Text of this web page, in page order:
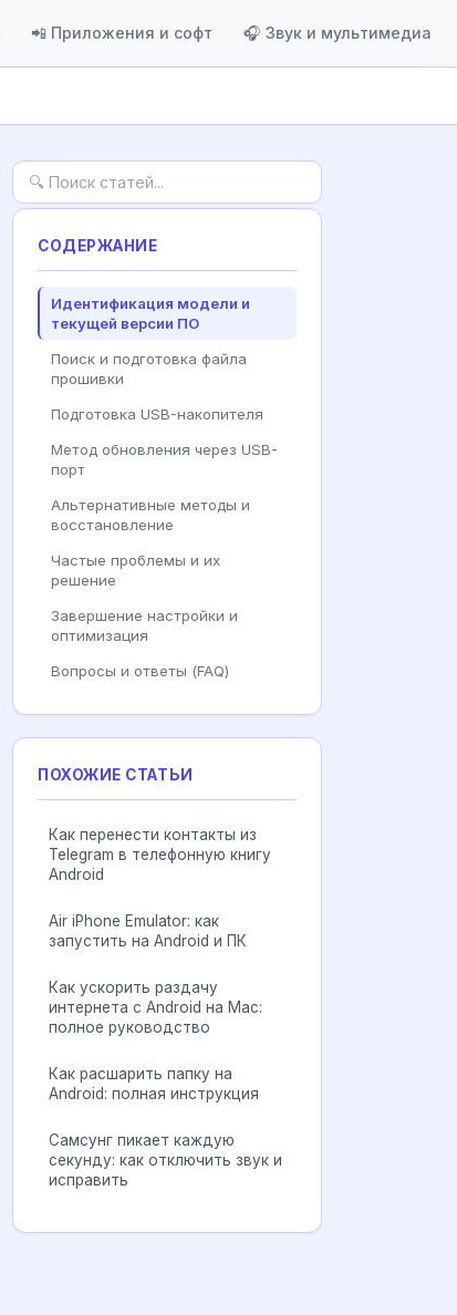
📲 Приложения и софт 🎧 Звук и мультимедиа
СОДЕРЖАНИЕ
Идентификация модели и
текущей версии ПО
Поиск и подготовка файла
прошивки
Подготовка USB-накопителя
Метод обновления через USB-
порт
Альтернативные методы и
восстановление
Частые проблемы и их
решение
Завершение настройки и
оптимизация
Вопросы и ответы (FAQ)
ПОХОЖИЕ СТАТЬИ
Как перенести контакты из
Telegram в телефонную книгу
Android
Air iPhone Emulator: как
запустить на Android и ПК
Как ускорить раздачу
интернета с Android на Mac:
полное руководство
Как расшарить папку на
Android: полная инструкция
Самсунг пикает каждую
секунду: как отключить звук и
исправить